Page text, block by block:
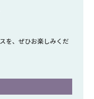
を、ぜひお楽しみくだ